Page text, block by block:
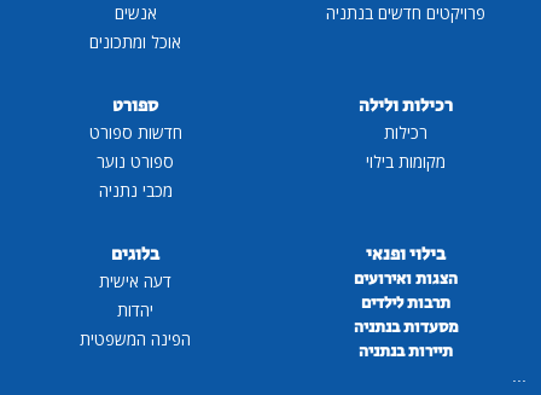
פרויקטים חדשים בנתניה
אנשים
אוכל ומתכונים
רכילות ולילה
רכילות
מקומות בילוי
ספורט
חדשות ספורט
ספורט נוער
מכבי נתניה
בילוי ופנאי
הצגות ואירועים
תרבות לילדים
מסעדות בנתניה
תיירות בנתניה
...
בלוגים
דעה אישית
יהדות
הפינה המשפטית